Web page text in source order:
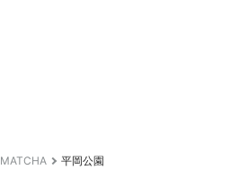
MATCHA 平岡公園